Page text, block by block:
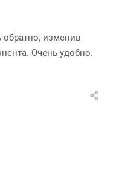
обратно, изменив
Очень удобно.